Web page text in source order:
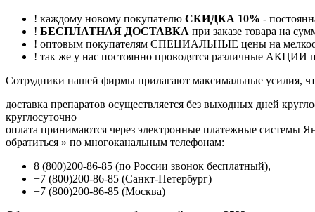
! каждому новому покупателю СКИДКА 10% -
! БЕСПЛАТНАЯ ДОСТАВКА при заказе товара на
! оптовым покупателям СПЕЦИАЛЬНЫЕ цены на
! так же у нас постоянно проводятся различные
Cотрудники нашей фирмы прилагают максимальные усилия,
доставка препаратов осуществляется без выходных дней
круглосуточно
оплата принимаются через электронные платежные системы
обратиться » по многоканальным телефонам:
8 (800)200-86-85 (по России звонок бесплатный),
+7 (800)200-86-85 (Санкт-Петербург)
+7 (800)200-86-85 (Москва)